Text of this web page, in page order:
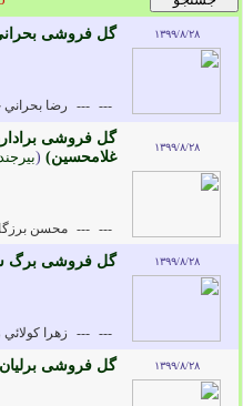
۱۳۹۹/۸/۲۸ گل فروشی
---
--- رضا
۱۳۹۹/۸/۲۸
گل فروشی
غلامحسین) (
---
--- محسن
۱۳۹۹/۸/۲۸ گل فروشی برگ
---
--- زهرا کولائي
۱۳۹۹/۸/۲۸ گل فروشی